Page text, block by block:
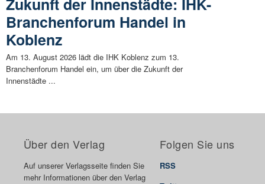
Branchenforum Handel in
Koblenz
Am 13. August 2026 lädt die IHK Koblenz zum 13.
Branchenforum Handel ein, um über die Zukunft der
Innenstädte ...
Über den Verlag
Auf unserer Verlagsseite finden Sie
mehr Informationen über den Verlag
Folgen Sie uns
RSS